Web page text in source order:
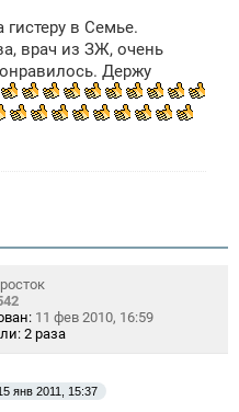
гистеру в Семье.
врач из ЗЖ, очень
Держу
11 фев 2010, 16:59
2 раза
янв 2011, 15:37